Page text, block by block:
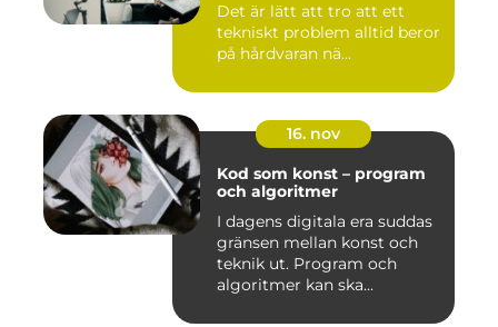
Det är lätt att tro att ett
tekniskt problem alltid beror
på hårdvaran nä...
16. nov
Kod som konst – program
och algoritmer
I dagens digitala era suddas
gränsen mellan konst och
teknik ut. Program och
algoritmer kan ska...